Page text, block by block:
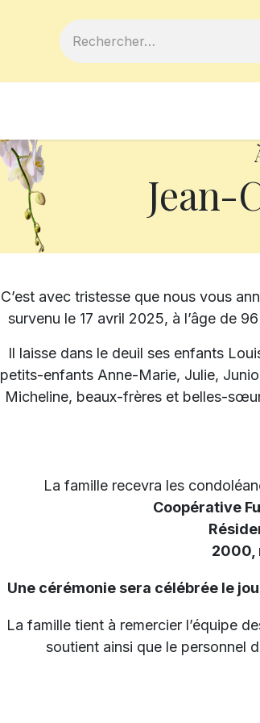
Jean-
C’est avec tristesse que nous vous
survenu le 17 avril 2025, à l’âge de
Il laisse dans le deuil ses enfants
petits-enfants Anne-Marie, Julie,
Micheline, beaux-frères et belles-
La famille recevra les
Coopérative
2000,
Une cérémonie sera célébrée le
La famille tient à remercier l’équipe
soutient ainsi que le personnel